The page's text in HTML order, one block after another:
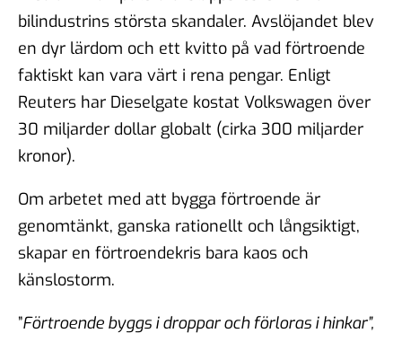
bilindustrins största skandaler. Avslöjandet blev
en dyr lärdom och ett kvitto på vad förtroende
faktiskt kan vara värt i rena pengar. Enligt
Reuters har Dieselgate kostat Volkswagen över
30 miljarder dollar globalt (cirka 300 miljarder
kronor).
Om arbetet med att bygga förtroende är
genomtänkt, ganska rationellt och långsiktigt,
skapar en förtroendekris bara kaos och
känslostorm.
”Förtroende byggs i droppar och förloras i hinkar”,